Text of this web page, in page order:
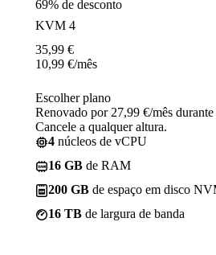
69% de desconto
KVM 4
35,99 €
10,99 €/mês
Escolher plano
Renovado por 27,99 €/mês durante
Cancele a qualquer altura.
4 núcleos de vCPU
16 GB de RAM
200 GB de espaço em disco
16 TB de largura de banda